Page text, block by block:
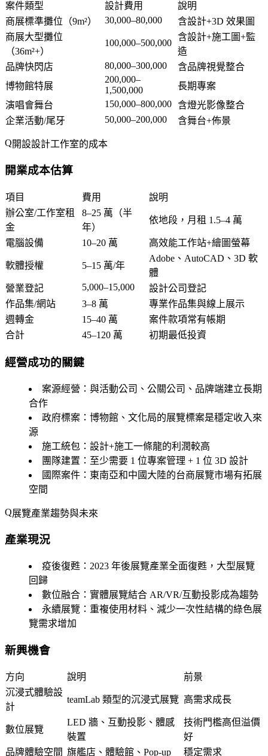
案件類型 設計費用
說明
商展標準攤位（9m²）
30,000–80,000
含設計+3D 效果圖
商展大型攤位
（36m²+）
100,000–500,000
含設計+施工圖+監
造
品牌快閃店
80,000–300,000
含品牌視覺整合
博物館特展
200,000–
1,500,000
長期專案
演唱會舞台
150,000–800,000 含燈光影像整合
企業活動/尾牙
50,000–200,000 含舞台+佈景
開設設計工作室的成本
開業成本估算
項目 費用
說明
辦公室/工作室租
金
8–25 萬（半
年）
依地段，月租 1.5–4 萬
電腦設備 10–20 萬 高效能工作站+繪圖螢幕
軟體授權 5–15 萬/年
Adobe、AutoCAD、3D 軟
體
營業登記
5,000–15,000
設計公司登記
作品集/網站
3–8 萬
專業作品集與線上展示
週轉金
15–40 萬
案件款項常有帳期
合計
45–120 萬 初期最低投資
經營成功的關鍵
案源經營 ：與活動公司、公關公司、品牌端建立長期
合作
政府標案 ：博物館、文化局的展覽標案是穩定收入來
源
施工統包 ：設計+施工一條龍的利潤較高
團隊建置 ：至少需要 1 位專案管理 + 1 位 3D 設計
國際案件 ：東南亞和中國大陸的台商展覽市場有拓展
空間
展覽產業趨勢與未來
產業現況
疫後復甦 ：2023 年後展覽產業全面復甦，大型展覽
回歸
數位融合 ：實體展覽結合 AR/VR/互動投影成為趨勢
永續展覽 ：重複使用材料、減少一次性結構的綠色展
覽需求增加
新興機會
方向 說明
前景
沉浸式體驗設
計
teamLab 類型的沉浸式展覽 高需求成長
數位展覽
LED 牆、互動投影、體感
裝置
技術門檻高但溢價
好
品牌體驗空間 旗艦店、體驗館、Pop-up
穩定需求